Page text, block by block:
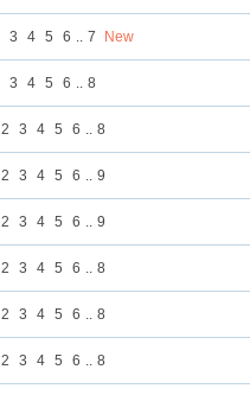
3 4 5 6 .. 7 New
3 4 5 6 .. 8
2 3 4 5 6 .. 8
2 3 4 5 6 .. 9
2 3 4 5 6 .. 9
2 3 4 5 6 .. 8
2 3 4 5 6 .. 8
2 3 4 5 6 .. 8